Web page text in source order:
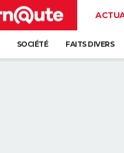
SOCIÉTÉ FAITS DIVERS